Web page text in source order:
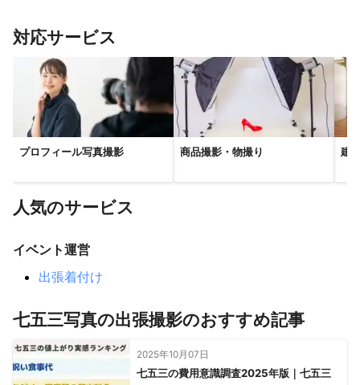
対応サービス
プロフィール写真撮影 商品撮影・物撮り 建
人気のサービス
イベント運営
出張着付け
七五三写真の出張撮影のおすすめ記事
2025年10月07日
七五三の費用意識調査2025年版｜七五三